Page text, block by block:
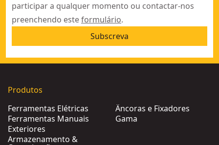
participar a qualquer momento ou contactar-nos
preenchendo esteformulário.
Subscreva
Produtos
Ferramentas Elétricas
Ferramentas Manuais
Exteriores
Armazenamento &
Âncoras e Fixadores
Gama